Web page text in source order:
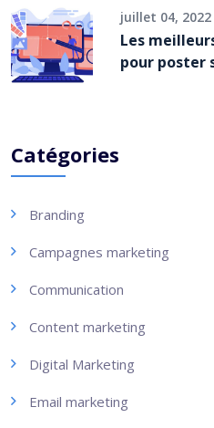
juillet 04, 2022
Les
pour poster
Catégories
Branding
Campagnes marketing
Communication
Content marketing
Digital Marketing
Email marketing